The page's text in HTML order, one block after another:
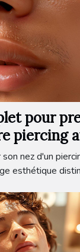
pour
piercing
nez d'un
esthétique